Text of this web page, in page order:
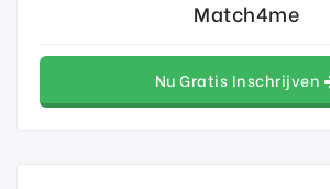
Match4me
Nu Gratis Inschrijven